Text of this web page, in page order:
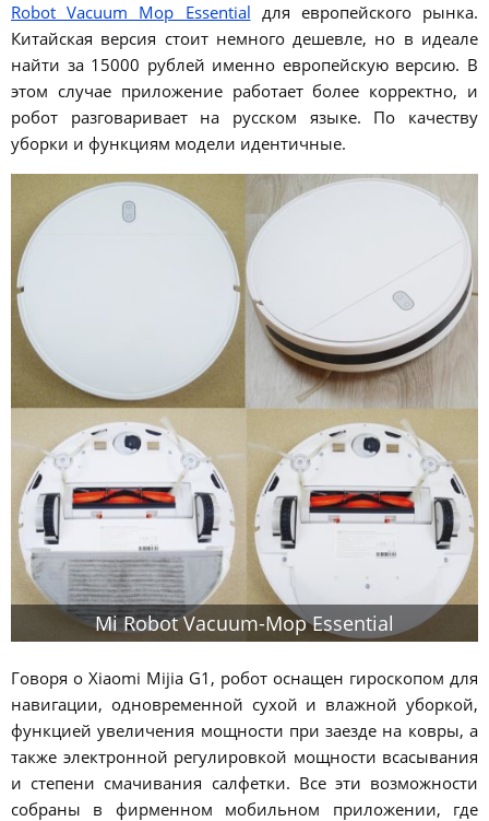
Robot Vacuum Mop Essential для европейского рынка.
Китайская версия стоит немного дешевле, но в идеале
найти за 15000 рублей именно европейскую версию. В
этом случае приложение работает более корректно, и
робот разговаривает на русском языке. По качеству
уборки и функциям модели идентичные.
Mi Robot Vacuum-Mop Essential
Говоря о Xiaomi Mijia G1, робот оснащен гироскопом для
навигации, одновременной сухой и влажной уборкой,
функцией увеличения мощности при заезде на ковры, а
также электронной регулировкой мощности всасывания
и степени смачивания салфетки. Все эти возможности
собраны в фирменном мобильном приложении, где